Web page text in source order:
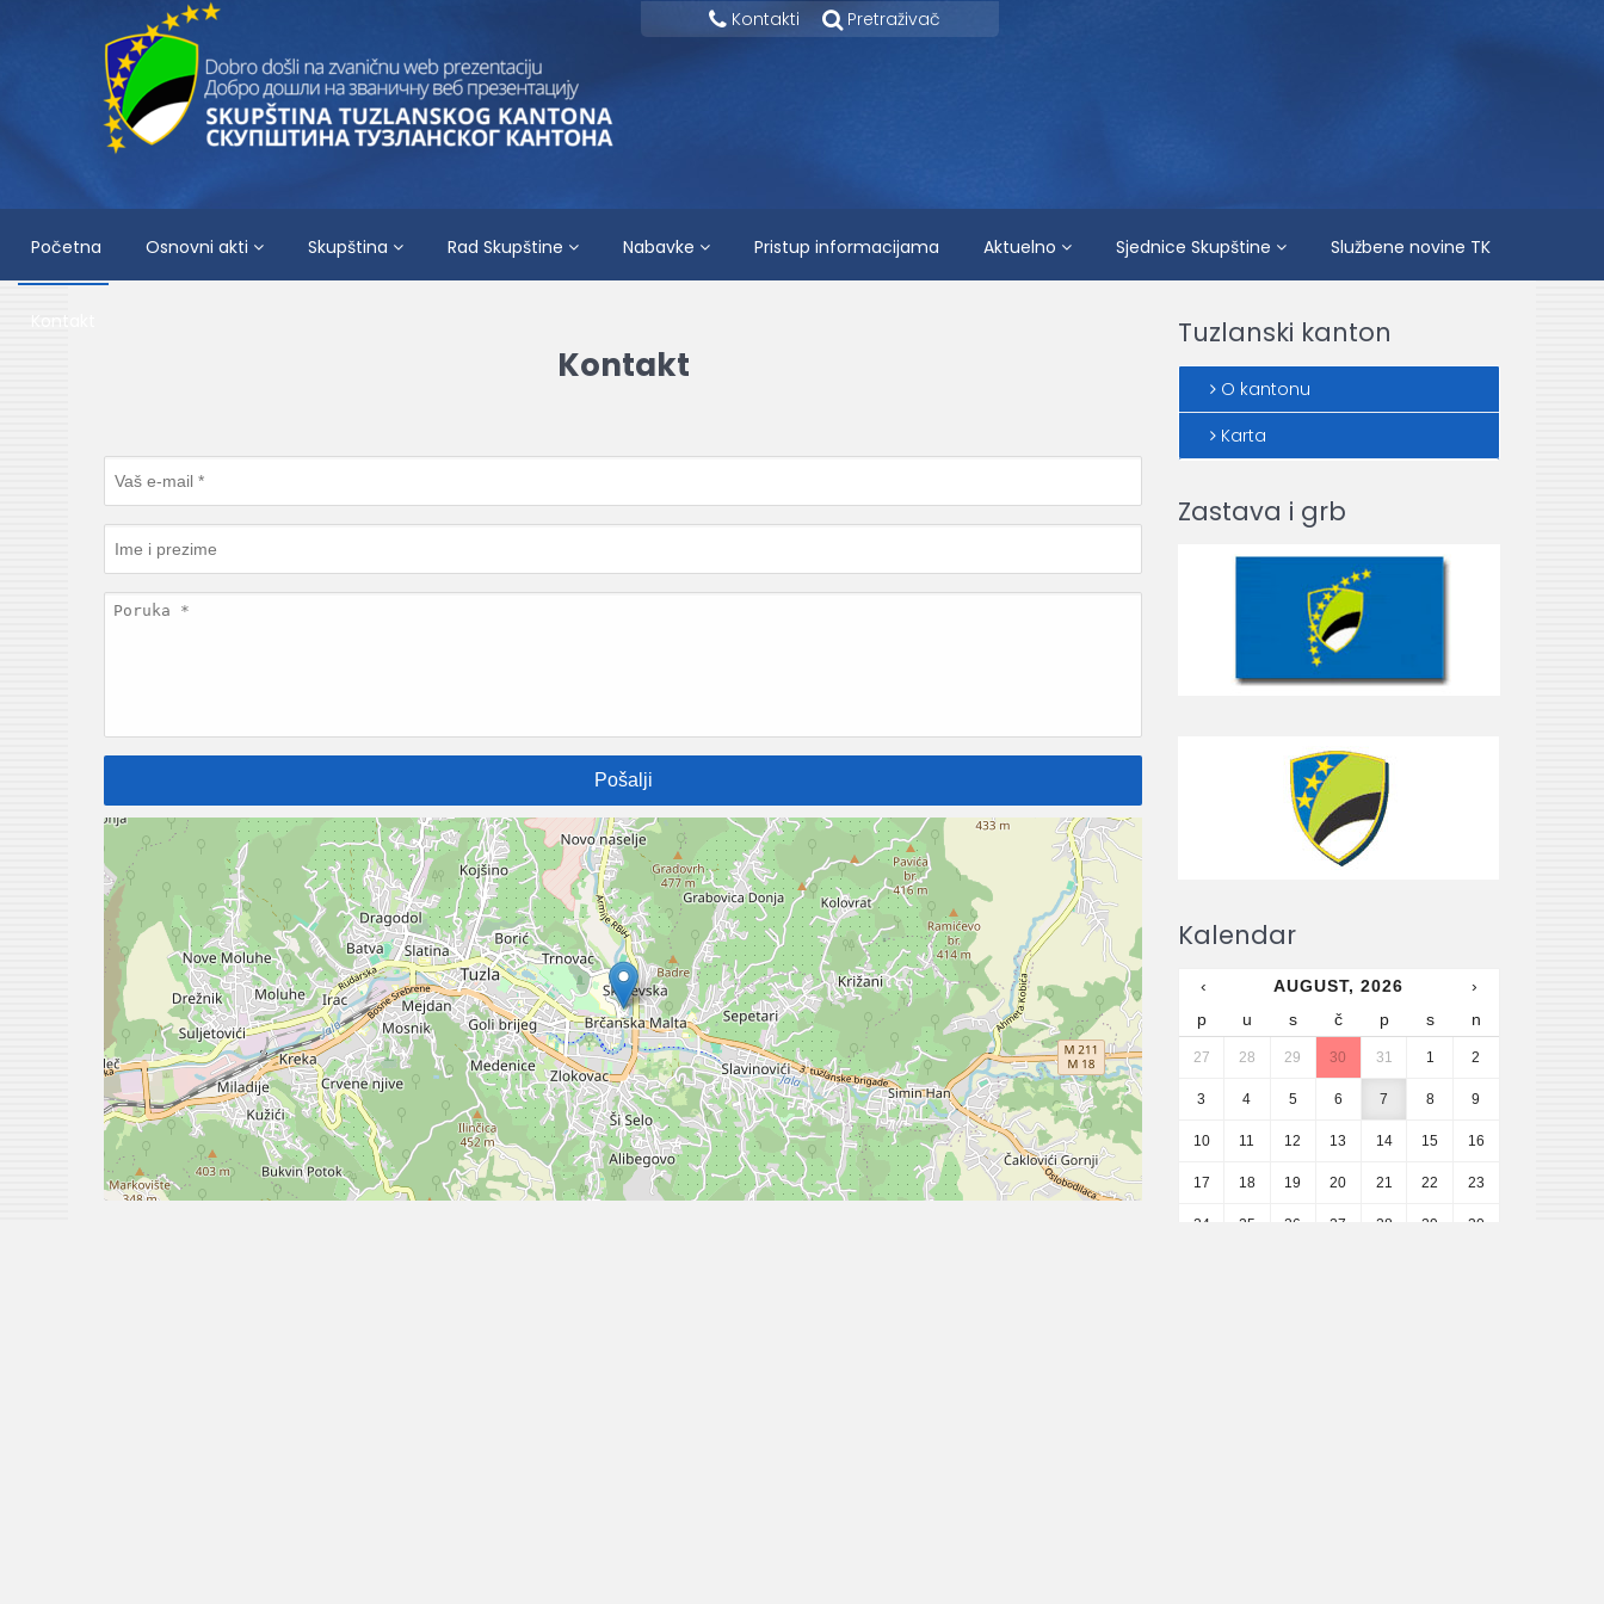
Kontakti Pretraživač
Početna Osnovni akti Skupština Rad Skupštine Nabavke Pristup informacijama Aktuelno Sjednice Skupštine Službene novine TK
Kontakt
Tuzlanski kanton
O kantonu
Karta
Zastava i grb
Kalendar
‹ AUGUST, 2026
›
p
u s č p s n
27 28 29 30 31 1 2
3 4 5 6 7 8 9
10 11 12 13 14 15 16
17 18 19 20 21 22 23
24 25 26 27 28 29 30